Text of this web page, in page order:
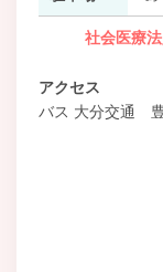
社会医療
アクセス
バス 大分交通